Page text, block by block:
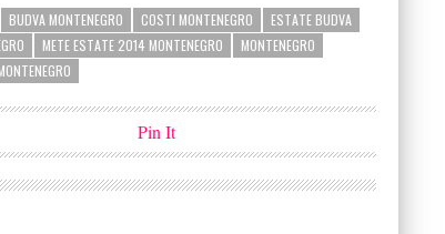
BUDVA MONTENEGRO COSTI MONTENEGRO
ESTATE BUDVA
METE ESTATE 2014 MONTENEGRO
MONTENEGRO
Pin It